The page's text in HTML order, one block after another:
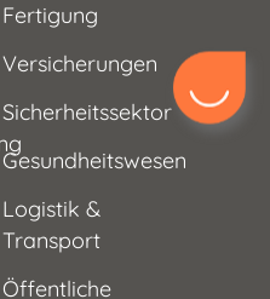
Fertigung
Versicherungen
Sicherheitssektor
Gesundheitswesen
Logistik &
Transport
Öffentliche